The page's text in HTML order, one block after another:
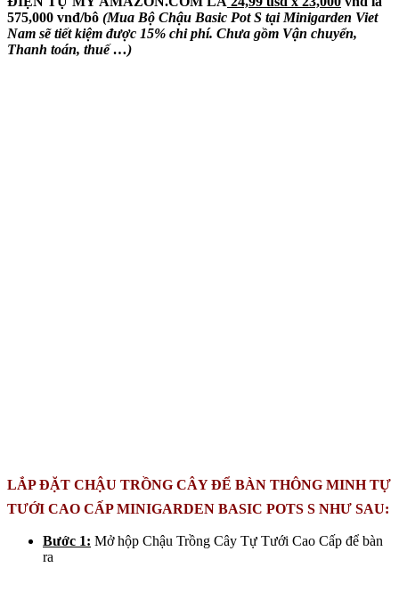
575,000 vnđ/bô (Mua Bộ Chậu Basic Pot S tại Minigarden Viet
Nam sẽ tiết kiệm được 15% chi phí. Chưa gồm Vận chuyển,
Thanh toán, thuế …)
LẮP ĐẶT CHẬU TRỒNG CÂY ĐỂ BÀN THÔNG MINH TỰ
TƯỚI CAO CẤP MINIGARDEN BASIC POTS S NHƯ SAU:
Bước 1: Mở hộp Chậu Trồng Cây Tự Tưới Cao Cấp để bàn
ra